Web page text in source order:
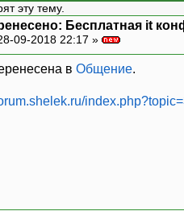
эту тему.
Бесплатная it
09-2018 22:17 »
в Общение.